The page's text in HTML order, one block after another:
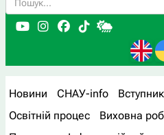
Новини СНАУ-info
Освітній процес
Виховна